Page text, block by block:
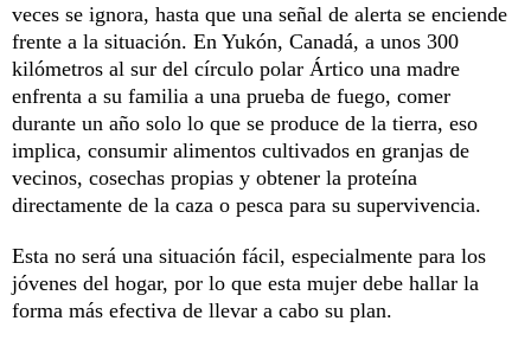
veces se ignora, hasta que una señal de alerta se enciende
frente a la situación. En Yukón, Canadá, a unos 300
kilómetros al sur del círculo polar Ártico una madre
enfrenta a su familia a una prueba de fuego, comer
durante un año solo lo que se produce de la tierra, eso
implica, consumir alimentos cultivados en granjas de
vecinos, cosechas propias y obtener la proteína
directamente de la caza o pesca para su supervivencia.
Esta no será una situación fácil, especialmente para los
jóvenes del hogar, por lo que esta mujer debe hallar la
forma más efectiva de llevar a cabo su plan.